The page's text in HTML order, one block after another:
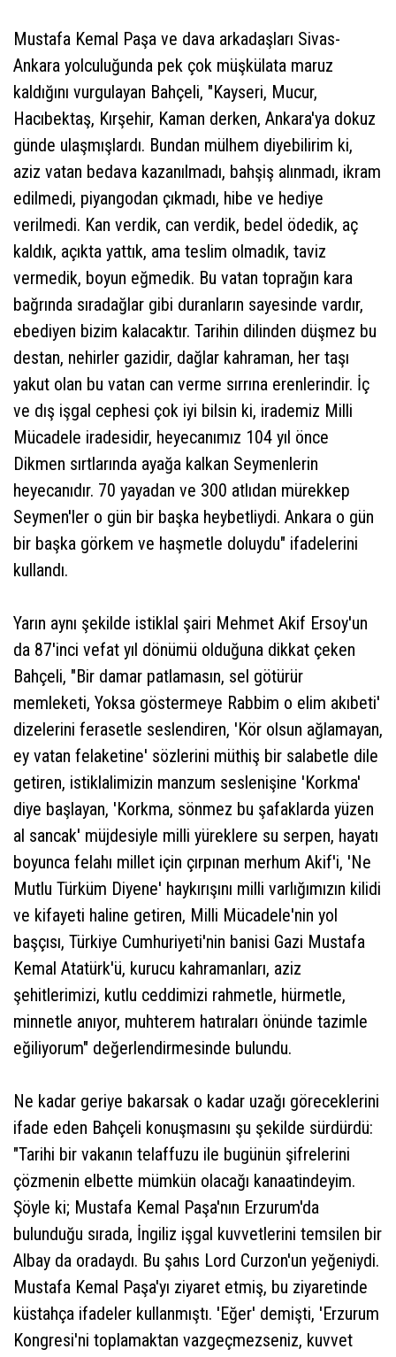
Mustafa Kemal Paşa ve dava arkadaşları Sivas-
Ankara yolculuğunda pek çok müşkülata maruz
kaldığını vurgulayan Bahçeli, "Kayseri, Mucur,
Hacıbektaş, Kırşehir, Kaman derken, Ankara'ya dokuz
günde ulaşmışlardı. Bundan mülhem diyebilirim ki,
aziz vatan bedava kazanılmadı, bahşiş alınmadı, ikram
edilmedi, piyangodan çıkmadı, hibe ve hediye
verilmedi. Kan verdik, can verdik, bedel ödedik, aç
kaldık, açıkta yattık, ama teslim olmadık, taviz
vermedik, boyun eğmedik. Bu vatan toprağın kara
bağrında sıradağlar gibi duranların sayesinde vardır,
ebediyen bizim kalacaktır. Tarihin dilinden düşmez bu
destan, nehirler gazidir, dağlar kahraman, her taşı
yakut olan bu vatan can verme sırrına erenlerindir. İç
ve dış işgal cephesi çok iyi bilsin ki, irademiz Milli
Mücadele iradesidir, heyecanımız 104 yıl önce
Dikmen sırtlarında ayağa kalkan Seymenlerin
heyecanıdır. 70 yayadan ve 300 atlıdan mürekkep
Seymen'ler o gün bir başka heybetliydi. Ankara o gün
bir başka görkem ve haşmetle doluydu" ifadelerini
kullandı.
Yarın aynı şekilde istiklal şairi Mehmet Akif Ersoy'un
da 87'inci vefat yıl dönümü olduğuna dikkat çeken
Bahçeli, "Bir damar patlamasın, sel götürür
memleketi, Yoksa göstermeye Rabbim o elim akıbeti'
dizelerini ferasetle seslendiren, 'Kör olsun ağlamayan,
ey vatan felaketine' sözlerini müthiş bir salabetle dile
getiren, istiklalimizin manzum seslenişine 'Korkma'
diye başlayan, 'Korkma, sönmez bu şafaklarda yüzen
al sancak' müjdesiyle milli yüreklere su serpen, hayatı
boyunca felahı millet için çırpınan merhum Akif'i, 'Ne
Mutlu Türküm Diyene' haykırışını milli varlığımızın kilidi
ve kifayeti haline getiren, Milli Mücadele'nin yol
başçısı, Türkiye Cumhuriyeti'nin banisi Gazi Mustafa
Kemal Atatürk'ü, kurucu kahramanları, aziz
şehitlerimizi, kutlu ceddimizi rahmetle, hürmetle,
minnetle anıyor, muhterem hatıraları önünde tazimle
eğiliyorum" değerlendirmesinde bulundu.
Ne kadar geriye bakarsak o kadar uzağı göreceklerini
ifade eden Bahçeli konuşmasını şu şekilde sürdürdü:
"Tarihi bir vakanın telaffuzu ile bugünün şifrelerini
çözmenin elbette mümkün olacağı kanaatindeyim.
Şöyle ki; Mustafa Kemal Paşa'nın Erzurum'da
bulunduğu sırada, İngiliz işgal kuvvetlerini temsilen bir
Albay da oradaydı. Bu şahıs Lord Curzon'un yeğeniydi.
Mustafa Kemal Paşa'yı ziyaret etmiş, bu ziyaretinde
küstahça ifadeler kullanmıştı. 'Eğer' demişti, 'Erzurum
Kongresi'ni toplamaktan vazgeçmezseniz, kuvvet